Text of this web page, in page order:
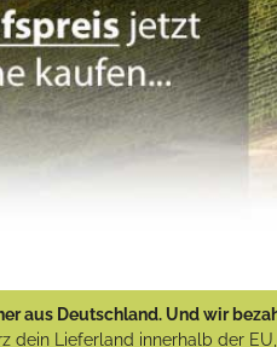
aus Deutschland. Und wir
dein Lieferland innerhalb der